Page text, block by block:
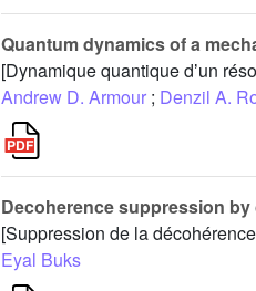
Quantum dynamics of a
[Dynamique quantique dʼun
Andrew D. Armour ; Denzil A.
Decoherence suppression
[Suppression de la
Eyal Buks